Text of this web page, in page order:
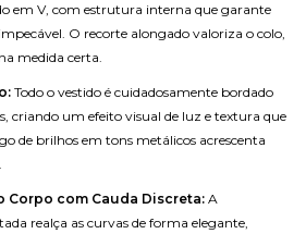
em V, com estrutura interna que garante
O recorte alongado valoriza o colo,
medida certa.
Todo o vestido é cuidadosamente bordado
criando um efeito visual de luz e textura que
de brilhos em tons metálicos acrescenta
Corpo com Cauda Discreta: A
realça as curvas de forma elegante,